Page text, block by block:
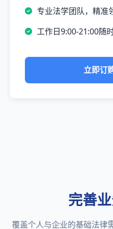
专业法学团队，精准
工作日9:00-21:00随
立即订
完善
覆盖个人与企业的基础法律